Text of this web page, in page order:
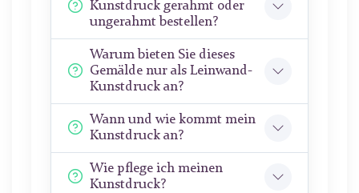
Kunstdruck gerahmt oder
ungerahmt bestellen?
Warum bieten Sie dieses
Gemälde nur als Leinwand-
Kunstdruck an?
Wann und wie kommt mein
Kunstdruck an?
Wie pflege ich meinen
Kunstdruck?